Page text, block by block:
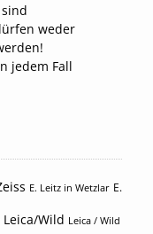
weder
jedem Fall
E. Leitz in Wetzlar E.
Leica/Wild Leica / Wild